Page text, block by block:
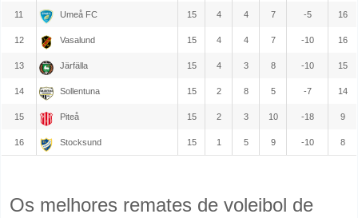
11 Umeå FC 15 4 4 7 -5 16
12 Vasalund 15 4 4 7 -10 16
13 Järfälla 15 4 3 8 -10 15
14 Sollentuna 15 2 8 5 -7 14
15 Piteå 15 2 3 10 -18 9
16 Stocksund 15 1 5 9 -10 8
Os melhores remates de voleibol de